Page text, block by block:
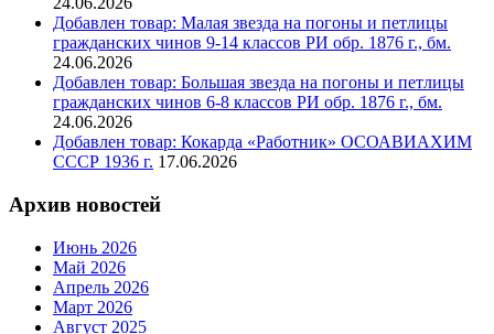
Добавлен товар: Малая звезда на погоны и петлицы
гражданских чинов 9-14 классов РИ обр. 1876 г., бм.
24.06.2026
Добавлен товар: Большая звезда на погоны и петлицы
гражданских чинов 6-8 классов РИ обр. 1876 г., бм.
24.06.2026
Добавлен товар: Кокарда «Работник» ОСОАВИАХИМ
СССР 1936 г. 17.06.2026
Архив новостей
Июнь 2026
Май 2026
Апрель 2026
Март 2026
Август 2025